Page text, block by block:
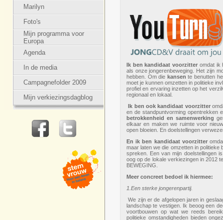
Marilyn
Foto's
Mijn programma voor
Europa
Agenda
In de media
Campagnefolder 2009
Mijn verkiezingsdagblog
Ik ben kandidaat voorzitter omdat ik
als onze jongerenbeweging. Het zijn
hebben. Om die kansen te benutten
moet je kunnen omzetten in politieke
profiel en ervaring inzetten op het
regionaal en lokaal.
Ik ben ook kandidaat voorzitter
en de standpuntvorming opentrekken
betrokkenheid en samenwerking
elkaar en maken we ruimte voor
open bloeien. En doelstellingen
En ik ben kandidaat voorzitter
maar laten we die omzetten in
spreken. Een van mijn doelstellingen
oog op de lokale verkiezingen in 2012
BEWEGING.
Meer concreet bedoel ik hiermee:
1.Een sterke jongerenpartij.
We zijn er de afgelopen jaren in
landschap te vestigen. Ik beoog een
voortbouwen op wat we reeds
politieke omstandigheden bieden